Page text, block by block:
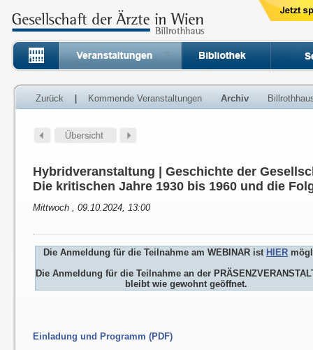
Zurück Kommende Veranstaltungen Archiv
Hybridveranstaltung | Geschichte der
Die kritischen Jahre 1930 bis 1960 und die
Mittwoch , 09.10.2024, 13:00
Die Anmeldung für die Teilnahme am WEBINAR ist HIER
Die Anmeldung für die Teilnahme an der
bleibt wie gewohnt geöffnet.
Einladung und Programm (PDF)